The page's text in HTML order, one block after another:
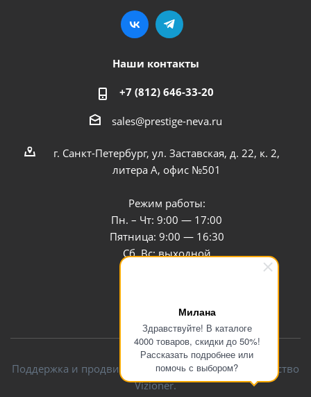
Милана
Здравствуйте! В каталоге
4000 товаров, скидки до 50%!
Рассказать подробнее или
помочь с выбором?
Наши контакты
+7 (812) 646-33-20
sales@prestige-neva.ru
г. Санкт-Петербург, ул. Заставская, д. 22, к. 2,
литера А, офис №501
Режим работы:
Пн. – Чт: 9:00 — 17:00
Пятница: 9:00 — 16:30
Сб, Вс: выходной
Поддержка и продвижение сайта — интернет-агентство
Vizioner.